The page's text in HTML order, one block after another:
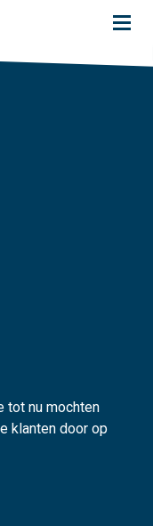
tot nu mochten
klanten door op